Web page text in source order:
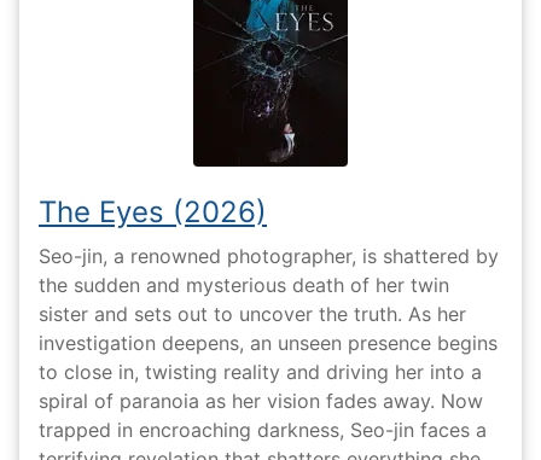
The Eyes (2026)
Seo-jin, a renowned photographer, is shattered by
the sudden and mysterious death of her twin
sister and sets out to uncover the truth. As her
investigation deepens, an unseen presence begins
to close in, twisting reality and driving her into a
spiral of paranoia as her vision fades away. Now
trapped in encroaching darkness, Seo-jin faces a